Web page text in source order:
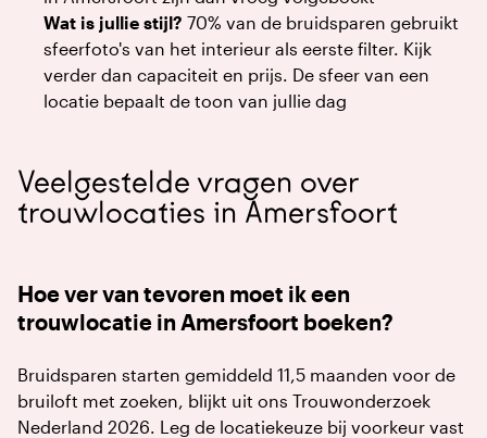
Wat is jullie stijl? 70% van de bruidsparen gebruikt
sfeerfoto's van het interieur als eerste filter. Kijk
verder dan capaciteit en prijs. De sfeer van een
locatie bepaalt de toon van jullie dag
Veelgestelde vragen over
trouwlocaties in Amersfoort
Hoe ver van tevoren moet ik een
trouwlocatie in Amersfoort boeken?
Bruidsparen starten gemiddeld 11,5 maanden voor de
bruiloft met zoeken, blijkt uit ons Trouwonderzoek
Nederland 2026. Leg de locatiekeuze bij voorkeur vast